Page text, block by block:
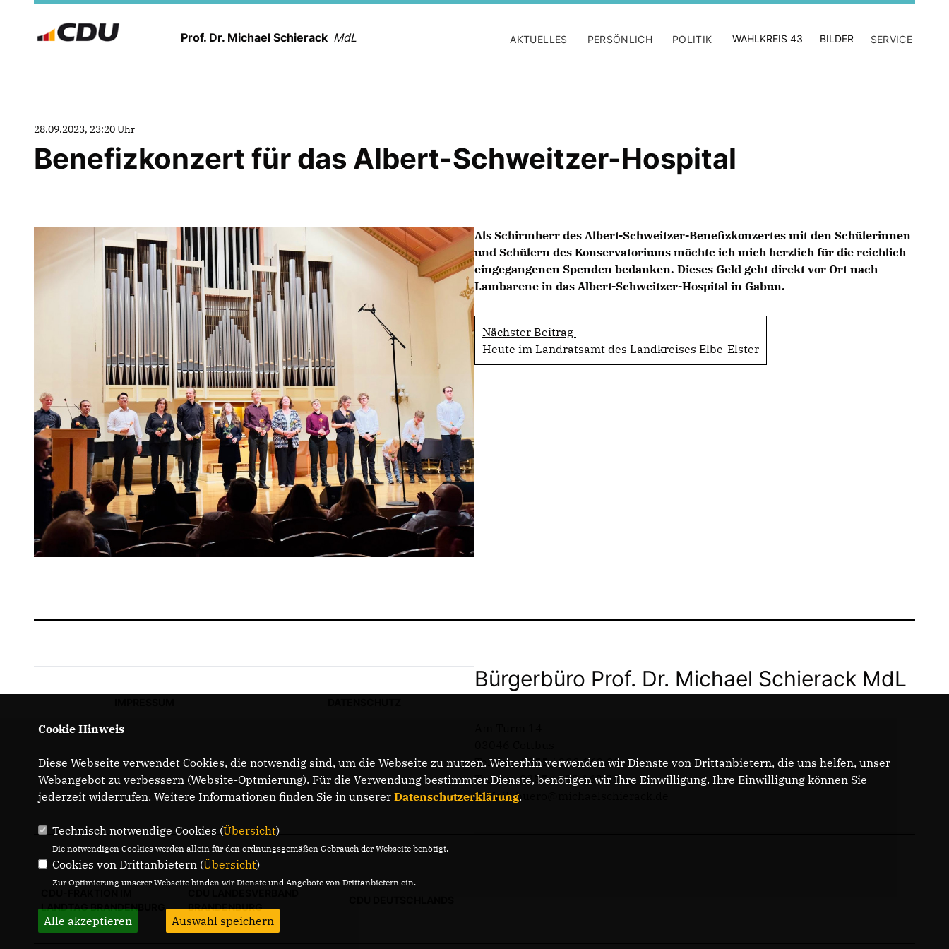
Prof. Dr. Michael Schierack MdL AKTUELLES PERSÖNLICH POLITIK WAHLKREIS 43 BILDER SERVICE
28.09.2023, 23:20 Uhr
Benefizkonzert für das Albert-Schweitzer-Hospital
Als Schirmherr des Albert-Schweitzer-Benefizkonzertes mit den Schülerinnen
und Schülern des Konservatoriums möchte ich mich herzlich für die reichlich
eingegangenen Spenden bedanken. Dieses Geld geht direkt vor Ort nach
Lambarene in das Albert-Schweitzer-Hospital in Gabun.
Nächster Beitrag
Heute im Landratsamt des Landkreises Elbe-Elster
Bürgerbüro Prof. Dr. Michael Schierack MdL
Telefon: 0355 / 289 162 38
Telefax: 0355 / 289 162 39
E-Mail: buero@michaelschierack.de
LANDTAG BRANDENBURG
BRANDENBURG
Cookie Hinweis
Diese Webseite verwendet Cookies, die notwendig sind, um die Webseite zu nutzen. Weiterhin verwenden wir Dienste von Drittanbietern, die uns helfen, unser
Webangebot zu verbessern (Website-Optmierung). Für die Verwendung bestimmter Dienste, benötigen wir Ihre Einwilligung. Ihre Einwilligung können Sie
jederzeit widerrufen. Weitere Informationen finden Sie in unserer Datenschutzerklärung.
Technisch notwendige Cookies (Übersicht)
Die notwendigen Cookies werden allein für den ordnungsgemäßen Gebrauch der Webseite benötigt.
Cookies von Drittanbietern (Übersicht)
Zur Optimierung unserer Webseite binden wir Dienste und Angebote von Drittanbietern ein.
Alle akzeptieren Auswahl speichern